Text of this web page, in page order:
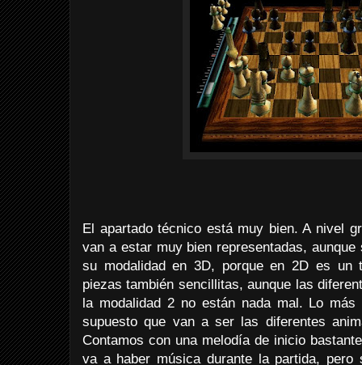
El apartado técnico está muy bien. A nivel
van a estar muy bien representadas,
su modalidad en 3D, porque en 2D es un
piezas también sencillitas, aunque las
la modalidad 2 no están nada mal. Lo
supuesto que van a ser las diferentes
Contamos con una melodía de inicio
va a haber música durante la partida, pero